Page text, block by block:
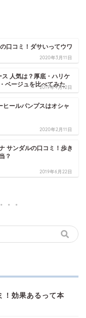
口コミ！ダサいってウワ
2020年3月11日
人気は？厚底・ハリケ
ベージュを比べてみた
2019年4月12日
ールパンプスはオシャ
2020年2月11日
サンダルの口コミ！歩き
？
2019年6月22日
！効果あるって本